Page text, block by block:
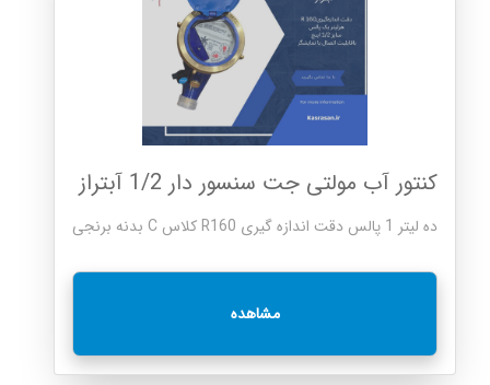
کنتور آب مولتی جت سنسور دار 1/2 آبتراز
ده لیتر 1 پالس دقت اندازه گیری R160 کلاس C بدنه برنجی
مشاهده